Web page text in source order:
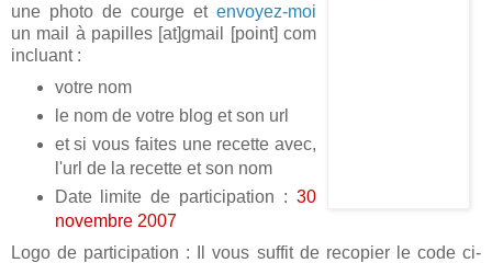
une photo de courge et envoyez-moi
un mail à papilles [at]gmail [point] com
incluant :
votre nom
le nom de votre blog et son url
et si vous faites une recette avec,
l'url de la recette et son nom
Date limite de participation : 30
novembre 2007
Logo de participation : Il vous suffit de recopier le code ci-